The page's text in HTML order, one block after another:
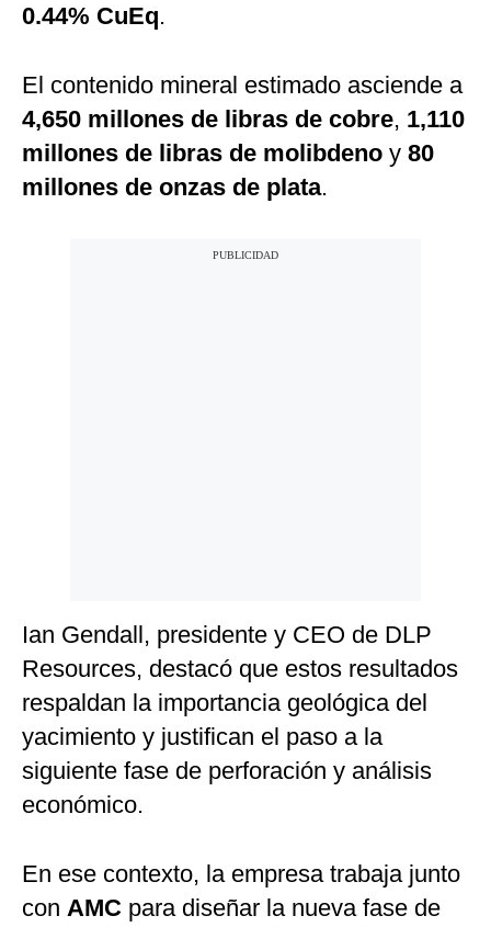
0.44% CuEq.
El contenido mineral estimado asciende a
4,650 millones de libras de cobre, 1,110
millones de libras de molibdeno y 80
millones de onzas de plata.
Ian Gendall, presidente y CEO de DLP
Resources, destacó que estos resultados
respaldan la importancia geológica del
yacimiento y justifican el paso a la
siguiente fase de perforación y análisis
económico.
En ese contexto, la empresa trabaja junto
con AMC para diseñar la nueva fase de